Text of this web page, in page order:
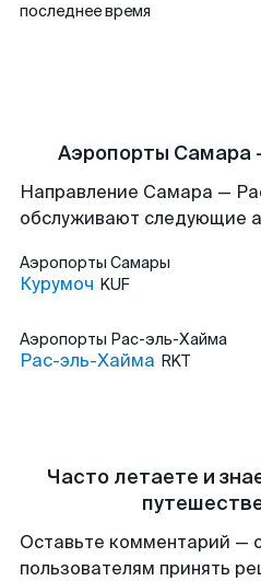
последнее время
Аэропорты
Направление Самара —
обслуживают следующие
Аэропорты Самары
Курумоч KUF
Аэропорты Рас-эль-Хайма
Рас-эль-Хайма RKT
Часто летаете и
Оставьте комментарий —
пользователям принять